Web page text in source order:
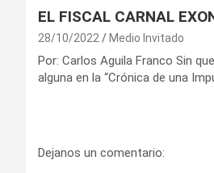
EL FISCAL CARNAL
28/10/2022 Medio Invitado
Por: Carlos Aguila Franco Sin
alguna en la “Crónica de una
Dejanos un comentario: